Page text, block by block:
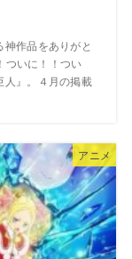
作品をありがと
いに！！つい
人』。４月の掲載
アニメ